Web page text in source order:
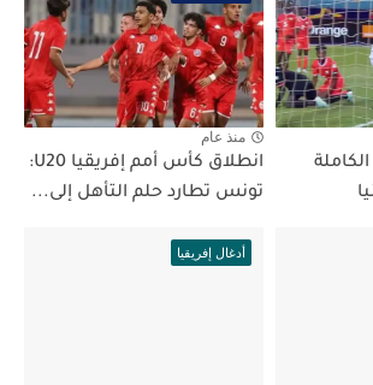
الكاملة
منذ عام
انطلاق كأس أمم إفريقيا U20:
تونس تطارد حلم التأهل إلى...
أدغال إفريقيا